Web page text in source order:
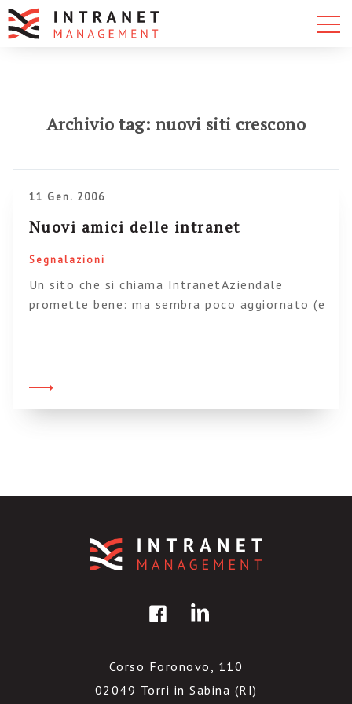
Archivio tag: nuovi siti crescono
11 Gen. 2006
Nuovi amici delle intranet
Segnalazioni
Un sito che si chiama IntranetAziendale
promette bene: ma sembra poco aggiornato (e
Corso Foronovo, 110
02049 Torri in Sabina (RI)